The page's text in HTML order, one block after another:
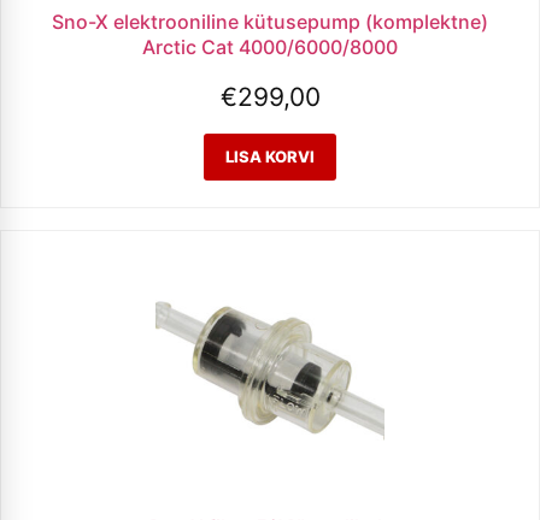
Sno-X elektrooniline kütusepump (komplektne)
Arctic Cat 4000/6000/8000
€299,00